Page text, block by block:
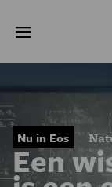
naar
inhoud
Nu in Eos
Een